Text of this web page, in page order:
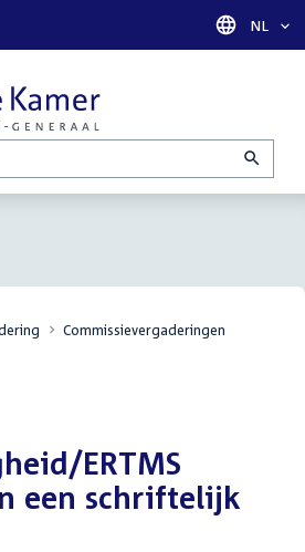
Taal
NL
Commissievergaderingen
ERTMS
een schriftelijk